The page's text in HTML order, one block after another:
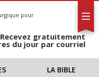
pour
Recevez gratuitement
du jour par courriel
LA BIBLE